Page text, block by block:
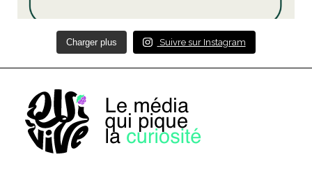
Charger plus Suivre sur Instagram